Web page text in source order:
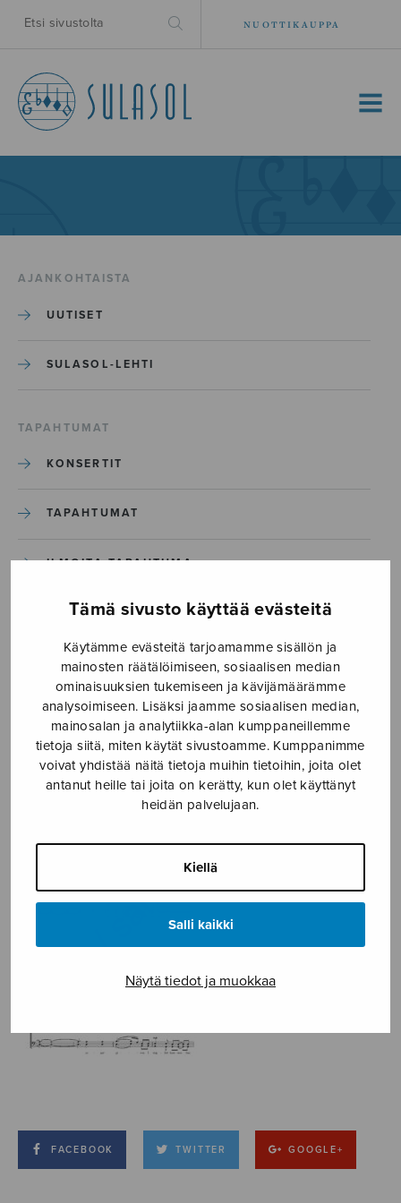
Tämä sivusto käyttää evästeitä
Käytämme evästeitä tarjoamamme sisällön ja
mainosten räätälöimiseen, sosiaalisen median
ominaisuuksien tukemiseen ja kävijämäärämme
analysoimiseen. Lisäksi jaamme sosiaalisen median,
mainosalan ja analytiikka-alan kumppaneillemme
tietoja siitä, miten käytät sivustoamme. Kumppanimme
voivat yhdistää näitä tietoja muihin tietoihin, joita olet
antanut heille tai joita on kerätty, kun olet käyttänyt
heidän palvelujaan.
Kiellä
Salli kaikki
Näytä tiedot ja muokkaa
NUOTTIKAUPPA
MENU
AJANKOHTAISTA
UUTISET
SULASOL-LEHTI
TAPAHTUMAT
KONSERTIT
TAPAHTUMAT
ILMOITA TAPAHTUMA
Ropa ut din glädje, dotter Sion_S3038_Sivu_4
Ropa ut din glädje, dotter
Sion_S3038_Sivu_4
6.6.2024
FACEBOOK TWITTER GOOGLE+